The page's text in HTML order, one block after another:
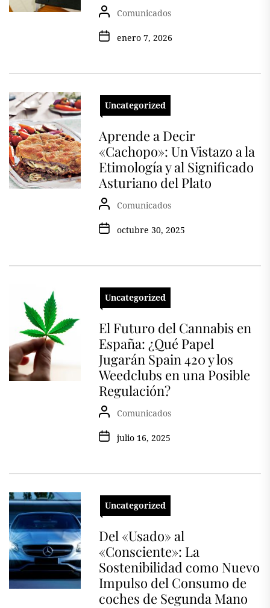
Comunicados
enero 7, 2026
Uncategorized
Aprende a Decir
«Cachopo»: Un Vistazo a la
Etimología y al Significado
Asturiano del Plato
Comunicados
octubre 30, 2025
Uncategorized
El Futuro del Cannabis en
España: ¿Qué Papel
Jugarán Spain 420 y los
Weedclubs en una Posible
Regulación?
Comunicados
julio 16, 2025
Uncategorized
Del «Usado» al
«Consciente»: La
Sostenibilidad como Nuevo
Impulso del Consumo de
coches de Segunda Mano